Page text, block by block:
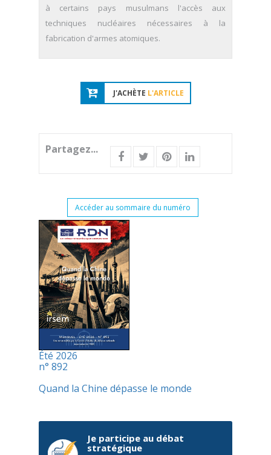
à certains pays musulmans l'accès aux
techniques nucléaires nécessaires à la
fabrication d'armes atomiques.
J'ACHÈTE L'ARTICLE
Partagez...
Accéder au sommaire du numéro
Été 2026
n° 892
Quand la Chine dépasse le monde
Je participe au débat
stratégique